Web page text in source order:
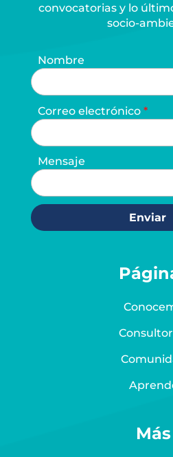
convocatorias y lo
socio-
Nombre
Correo electrónico
Mensaje
Enviar
Más